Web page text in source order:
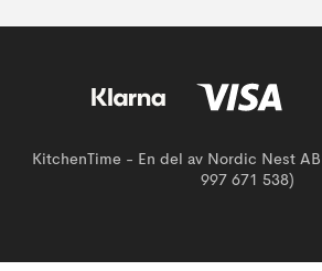
KitchenTime - En del av Nordic Nest
997 671 538)